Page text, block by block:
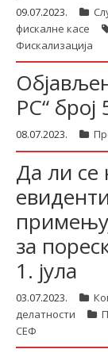
09.07.2023.
фискалне касе
Фискализација
РС“
08.07.2023.
Да ли се
за
1. јула
03.07.2023.
делатности
СЕФ